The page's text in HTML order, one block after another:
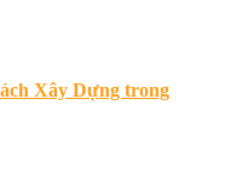
Xây Dựng trong